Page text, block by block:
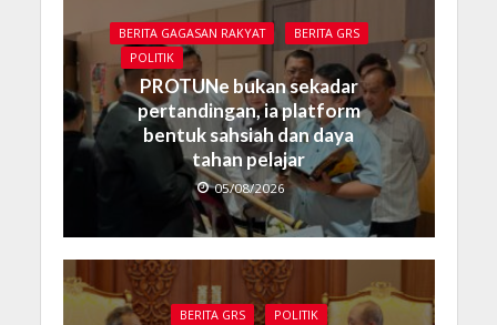
BERITA GAGASAN RAKYAT
BERITA GRS
POLITIK
PROTUNe bukan sekadar
pertandingan, ia platform
bentuk sahsiah dan daya
tahan pelajar
05/08/2026
BERITA GRS POLITIK